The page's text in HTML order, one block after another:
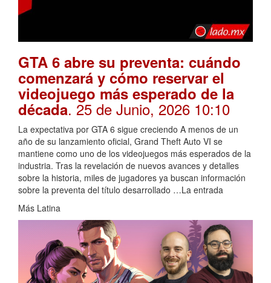
GTA 6 abre su preventa: cuándo
comenzará y cómo reservar el
videojuego más esperado de la
década. 25 de Junio, 2026 10:10
La expectativa por GTA 6 sigue creciendo A menos de un
año de su lanzamiento oficial, Grand Theft Auto VI se
mantiene como uno de los videojuegos más esperados de la
industria. Tras la revelación de nuevos avances y detalles
sobre la historia, miles de jugadores ya buscan información
sobre la preventa del título desarrollado …La entrada
Más Latina